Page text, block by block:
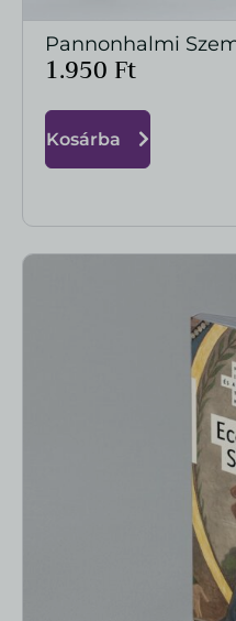
Pannonhalmi
1.950 Ft
Kosárba